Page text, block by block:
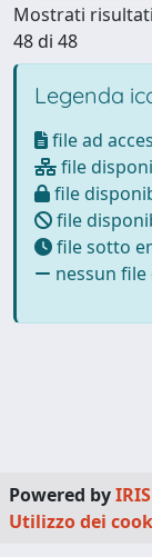
Mostrati
48 di 48
Legenda
file ad
file
file
file
file sotto
nessun
Powered byIRIS
Utilizzo dei